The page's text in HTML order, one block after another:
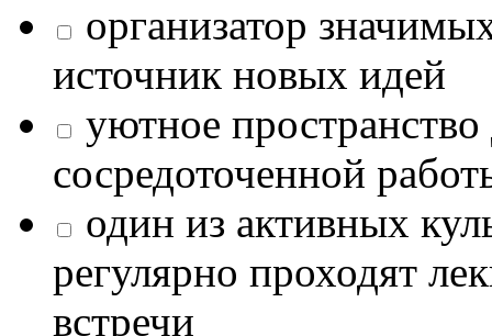
организатор
источник новых идей
уютное
сосредоточенной
один из активных
регулярно проходят
встречи